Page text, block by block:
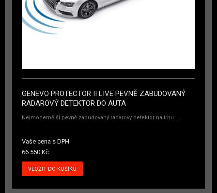
GENEVO PROTECTOR II LIVE PEVNĚ ZABUDOVANÝ
RADAROVÝ DETEKTOR DO AUTA
Nejmodernější pevně zabudovaný radarový detektor na trhu. ...
Vaše cena s DPH
66 550 Kč